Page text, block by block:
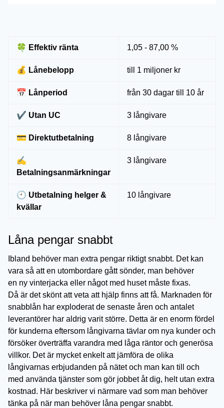
🍀 Effektiv ränta 1,05 - 87,00 %
💰 Lånebelopp till 1 miljoner kr
📅 Lånperiod från 30 dagar till 10 år
✔ Utan UC 3 långivare
💳 Direktutbetalning 8 långivare
✍
Betalningsanmärkningar
3 långivare
🕙 Utbetalning helger &
kvällar
10 långivare
Låna pengar snabbt
Ibland behöver man extra pengar riktigt snabbt. Det kan
vara så att en utombordare gått sönder, man behöver
en ny vinterjacka eller något med huset måste fixas.
Då är det skönt att veta att hjälp finns att få. Marknaden för
snabblån har exploderat de senaste åren och antalet
leverantörer har aldrig varit större. Detta är en enorm fördel
för kunderna eftersom långivarna tävlar om nya kunder och
försöker överträffa varandra med låga räntor och generösa
villkor. Det är mycket enkelt att jämföra de olika
långivarnas erbjudanden på nätet och man kan till och
med använda tjänster som gör jobbet åt dig, helt utan extra
kostnad. Här beskriver vi närmare vad som man behöver
tänka på när man behöver låna pengar snabbt.